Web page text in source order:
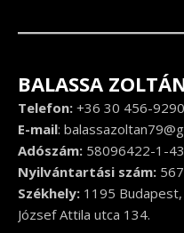
BALASSA
Telefon: +36 30 456-9290
E-mail:
Adószám: 58096422-1-43
Nyilvántartási szám:
Székhely: 1195 Budapest,
József Attila utca 134.